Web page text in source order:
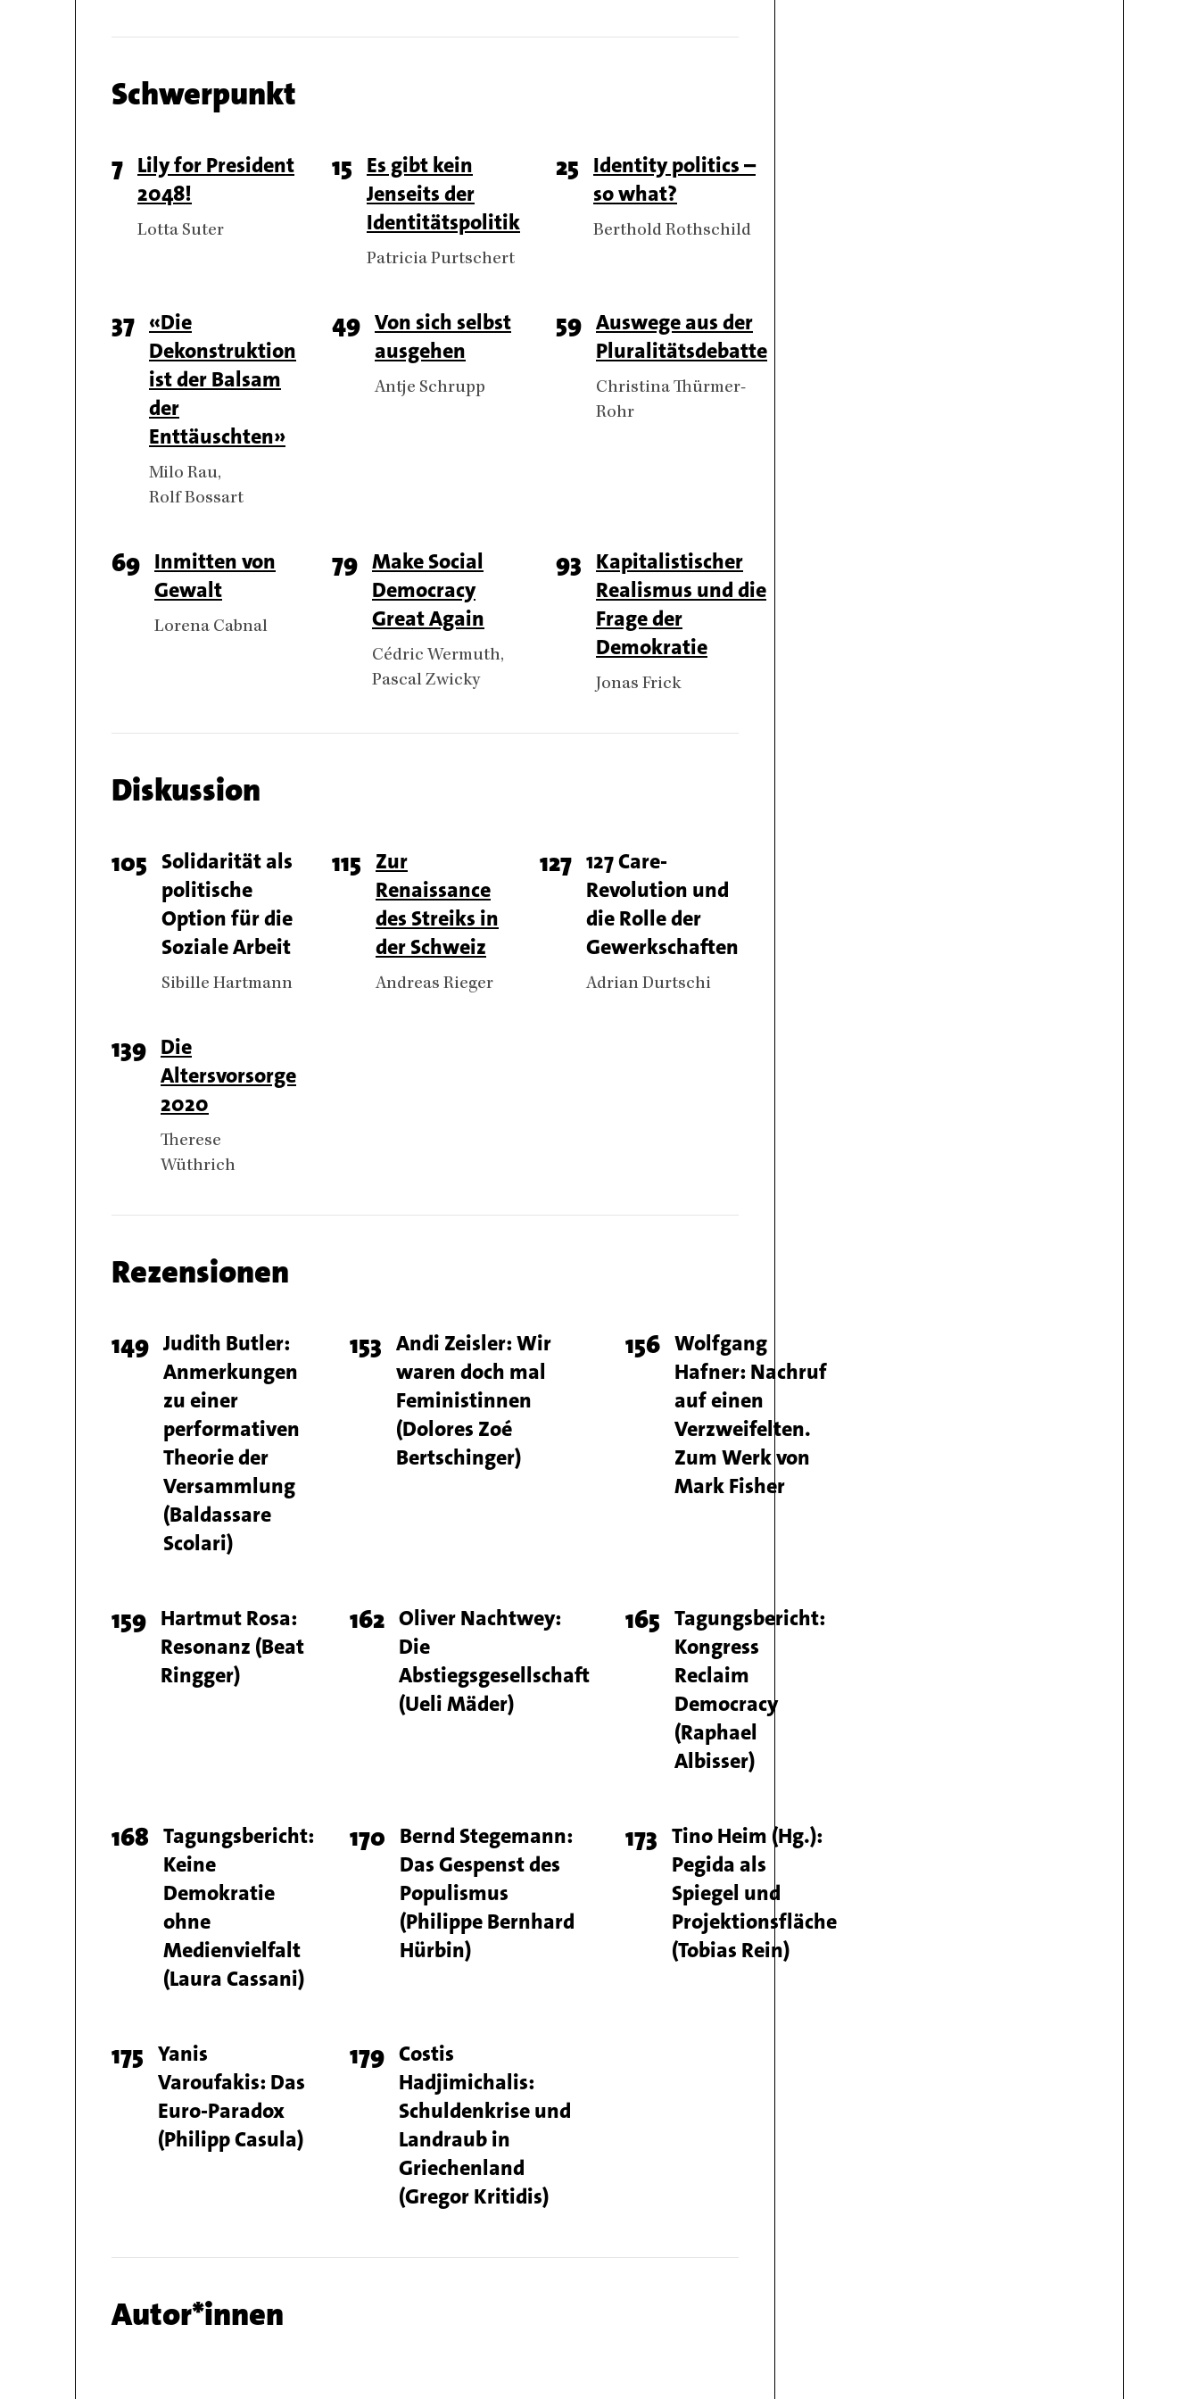
Chapter
name
Schwerpunkt
Chapter
articles
Page
number
7 Titel
Lily for President
2048!
Authors
Lotta Suter
Page
number
15 Titel
Es gibt kein
Jenseits der
Identitätspolitik
Authors
Patricia Purtschert
Page
number
25 Titel
Identity politics –
so what?
Authors
Berthold Rothschild
Page
number
37 Titel
«Die
Dekonstruktion
ist der Balsam
der
Enttäuschten»
Authors
Milo Rau
Rolf Bossart
Page
number
49 Titel
Von sich selbst
ausgehen
Authors
Antje Schrupp
Page
number
59 Titel
Auswege aus der
Pluralitätsdebatte
Authors
Christina Thürmer-
Rohr
Page
number
69 Titel
Inmitten von
Gewalt
Authors
Lorena Cabnal
Page
number
79 Titel
Make Social
Democracy
Great Again
Authors
Cédric Wermuth
Pascal Zwicky
Page
number
93 Titel
Kapitalistischer
Realismus und die
Frage der
Demokratie
Authors
Jonas Frick
Chapter
name
Diskussion
Chapter
articles
Page
number
105 Titel
Solidarität als
politische
Option für die
Soziale Arbeit
Authors
Sibille Hartmann
Page
number
115 Titel
Zur
Renaissance
des Streiks in
der Schweiz
Authors
Andreas Rieger
Page
number
127 Titel
127 Care-
Revolution und
die Rolle der
Gewerkschaften
Authors
Adrian Durtschi
Page
number
139 Titel
Die
Altersvorsorge
2020
Authors
Therese
Wüthrich
Chapter
name
Rezensionen
Chapter
articles
Page
number
149 Titel
Judith Butler:
Anmerkungen
zu einer
performativen
Theorie der
Versammlung
(Baldassare
Scolari)
Page
number
153 Titel
Andi Zeisler: Wir
waren doch mal
Feministinnen
(Dolores Zoé
Bertschinger)
Page
number
156 Titel
Wolfgang
Hafner: Nachruf
auf einen
Verzweifelten.
Zum Werk von
Mark Fisher
Page
number
159 Titel
Hartmut Rosa:
Resonanz (Beat
Ringger)
Page
number
162 Titel
Oliver Nachtwey:
Die
Abstiegsgesellschaft
(Ueli Mäder)
Page
number
165 Titel
Tagungsbericht:
Kongress
Reclaim
Democracy
(Raphael
Albisser)
Page
number
168 Titel
Tagungsbericht:
Keine
Demokratie
ohne
Medienvielfalt
(Laura Cassani)
Page
number
170 Titel
Bernd Stegemann:
Das Gespenst des
Populismus
(Philippe Bernhard
Hürbin)
Page
number
173 Titel
Tino Heim (Hg.):
Pegida als
Spiegel und
Projektionsfläche
(Tobias Rein)
Page
number
175 Titel
Yanis
Varoufakis: Das
Euro-Paradox
(Philipp Casula)
Page
number
179 Titel
Costis
Hadjimichalis:
Schuldenkrise und
Landraub in
Griechenland
(Gregor Kritidis)
Chapter
name
Autor*innen